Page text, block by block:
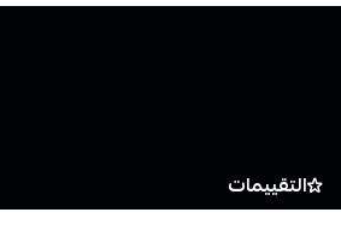
التقييمات